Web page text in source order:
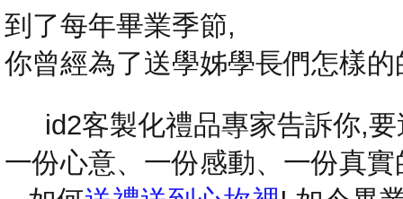
到了每年畢業季節,
你曾經為了送學姊學長們怎樣
id2客製化禮品專家告訴你,要
一份心意、一份感動、一份真